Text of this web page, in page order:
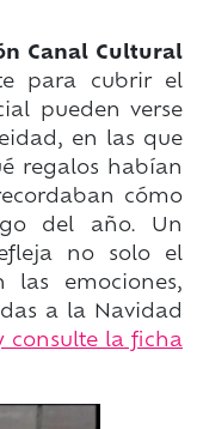
Canal Cultural
para cubrir el
pueden verse
en las que
regalos habían
cómo
del año. Un
no solo el
las emociones,
a la Navidad
consulte la ficha